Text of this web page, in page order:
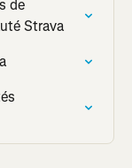
de
Strava